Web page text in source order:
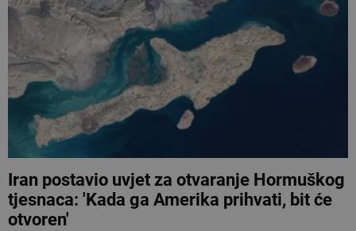
Iran postavio uvjet za otvaranje Hormuškog
tjesnaca: 'Kada ga Amerika prihvati, bit će
otvoren'